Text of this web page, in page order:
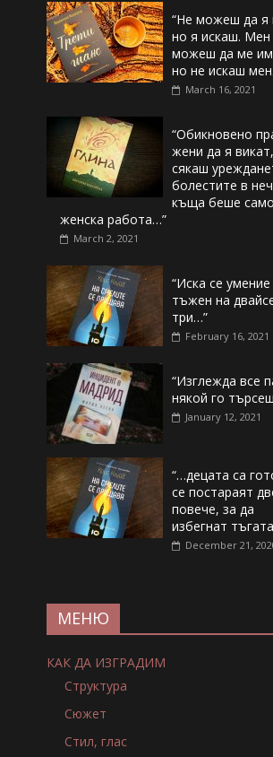
“Не можеш да я
но я искаш. Мен
можеш да ме
но не искаш
March 16, 2021
“Обикновено
жени да я викат,
сякаш
болестите в
къща беше само
женска работа…”
March 2, 2021
“Иска се умение
тъжен на
три…”
February 16, 2021
“Изглежда все
някой го
January 12, 2021
“…децата са
се постараят
повече, за да
избегнат
December 21,
МЕНЮ
КАК ДА ИЗГРАДИМ
Структура
Сюжет
Стил, глас